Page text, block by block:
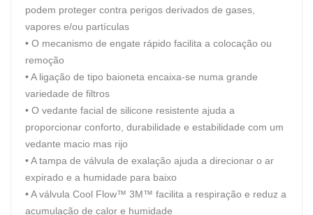
podem proteger contra perigos derivados de gases,
vapores e/ou partículas
• O mecanismo de engate rápido facilita a colocação ou
remoção
•A ligação de tipo baioneta encaixa-se numa grande
variedade de filtros
• O vedante facial de silicone resistente ajuda a
proporcionar conforto, durabilidade e estabilidade com um
vedante macio mas rijo
•A tampa de válvula de exalação ajuda a direcionar o ar
expirado e a humidade para baixo
•A válvula Cool Flow™ 3M™ facilita a respiração e reduz a
acumulação de calor e humidade